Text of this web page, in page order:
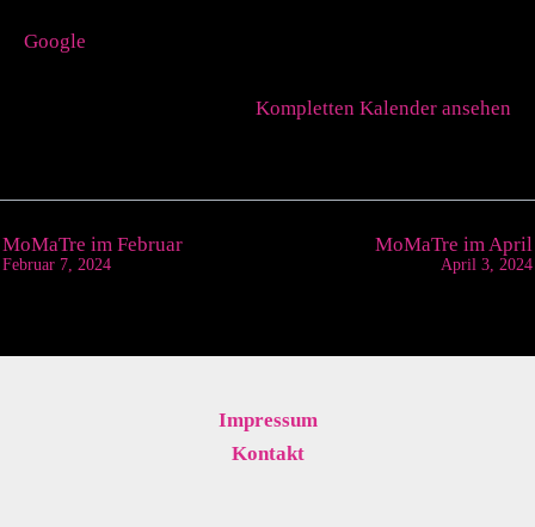
Google
Kompletten Kalender ansehen
MoMaTre im Februar
Februar 7, 2024
MoMaTre im April
April 3, 2024
Impressum
Kontakt